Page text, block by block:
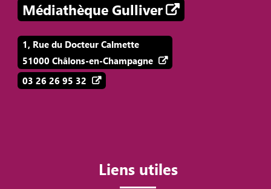
Médiathèque Gulliver
1, Rue du Docteur Calmette
51000 Châlons-en-Champagne
03 26 26 95 32
Liens utiles